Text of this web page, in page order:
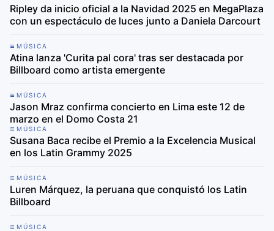
Ripley da inicio oficial a la Navidad 2025 en MegaPlaza
con un espectáculo de luces junto a Daniela Darcourt
MÚSICA
Atina lanza 'Curita pal cora' tras ser destacada por
Billboard como artista emergente
MÚSICA
Jason Mraz confirma concierto en Lima este 12 de
marzo en el Domo Costa 21
MÚSICA
Susana Baca recibe el Premio a la Excelencia Musical
en los Latin Grammy 2025
MÚSICA
Luren Márquez, la peruana que conquistó los Latin
Billboard
MÚSICA